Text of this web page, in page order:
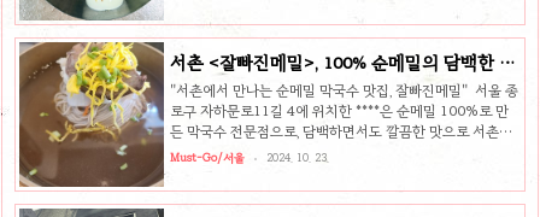
매운 비빔냉면을 전문으로 하며, 그 맛은 한 번 먹으면 잊을
빔냉면이 대표 메뉴입니다. 이곳의 냉면은 일반적인 비빔냉
면보다 훨씬 더 매운 양념을 자랑하며, 매운맛을 좋아하는 사
람들에게는 도전 정신을 불러일으킵니다. 얼음 육수가 함께
제공되기 때문에, 매운맛을 덜고 싶을 때는 육수를 섞어 비
비거나 그대로 마시면서 시원함을 느낄 수 있습니다. 기본적
서촌 <잘빠진메밀>, 100% 순메밀의 담백한 맛
을 느껴보세요
"서촌에서 만나는 순메밀 막국수 맛집, 잘빠진메밀" 서울 종
로구 자하문로11길 4에 위치한 ****은 순메밀 100%로 만
든 막국수 전문점으로, 담백하면서도 깔끔한 맛으로 서촌의
대표적인 맛집 중 하나입니다. 2014년 첫 오픈 이후, 현재 서
매장을 운영하며, 다양한 방송과 유튜버들의 방문으로 더욱
Must-Go/서울 2024. 10. 23.